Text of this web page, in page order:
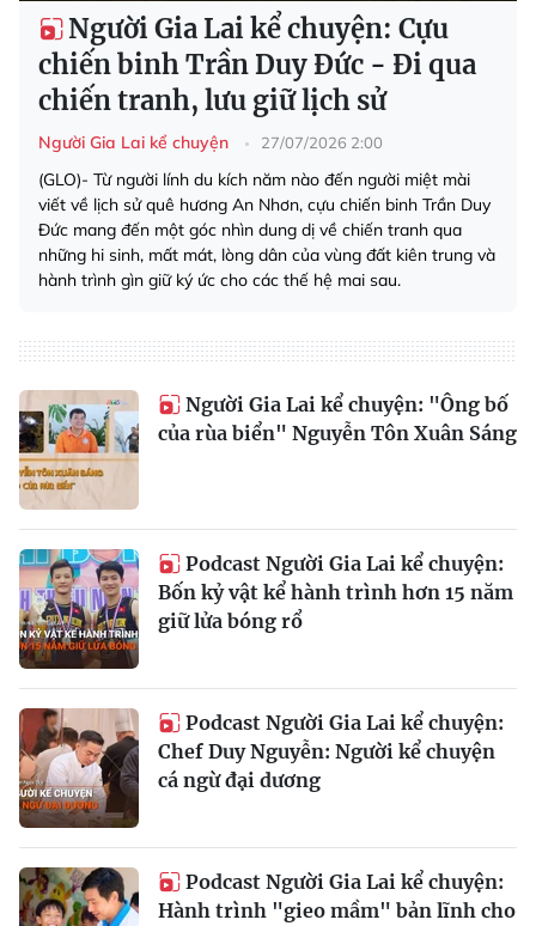
Người Gia Lai kể chuyện: Cựu
chiến binh Trần Duy Đức - Đi qua
chiến tranh, lưu giữ lịch sử
Người Gia Lai kể chuyện 27/07/2026 2:00
(GLO)- Từ người lính du kích năm nào đến người miệt mài
viết về lịch sử quê hương An Nhơn, cựu chiến binh Trần Duy
Đức mang đến một góc nhìn dung dị về chiến tranh qua
những hi sinh, mất mát, lòng dân của vùng đất kiên trung và
hành trình gìn giữ ký ức cho các thế hệ mai sau.
Người Gia Lai kể chuyện: "Ông bố
của rùa biển" Nguyễn Tôn Xuân Sáng
Podcast Người Gia Lai kể chuyện:
Bốn kỷ vật kể hành trình hơn 15 năm
giữ lửa bóng rổ
Podcast Người Gia Lai kể chuyện:
Chef Duy Nguyễn: Người kể chuyện
cá ngừ đại dương
Podcast Người Gia Lai kể chuyện:
Hành trình "gieo mầm" bản lĩnh cho